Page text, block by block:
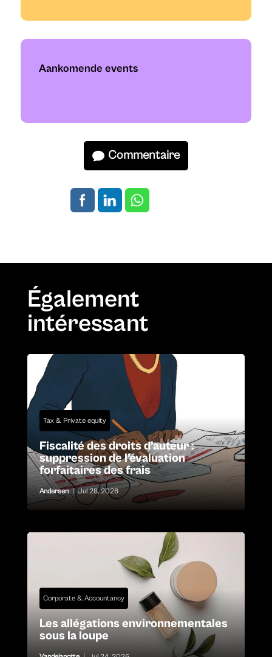
Aankomende events
Commentaire
Également
intéressant
Tax & Private equity
Fiscalité des droits d’auteur :
suppression de l’évaluation
forfaitaires des frais
Andersen | Jul 28, 2026
Corporate & Accountancy
Les allégations environnementales
sous la loupe